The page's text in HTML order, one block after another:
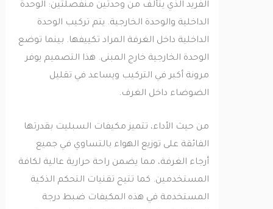
الفريد الذي يتألف من وحدتين منفصلتين: الوحدة
الداخلية والوحدة الخارجية. يتم تركيب الوحدة
الداخلية داخل الغرفة المراد تكييفها. بينما توضع
الوحدة الخارجية خارج المبنى. هذا التصميم يوفر
مرونة أكبر في التركيب ويساعد في تقليل
الضوضاء داخل الغرف.
من حيث الأداء، تتميز مكيفات السبليت بقدرتها
الفائقة على توزيع الهواء بالتساوي في جميع
أرجاء الغرفة، مما يضمن راحة حرارية عالية لكافة
المستخدمين. كما تتيح تقنيات التحكم الذكية
المستخدمة في هذه المكيفات ضبط درجة